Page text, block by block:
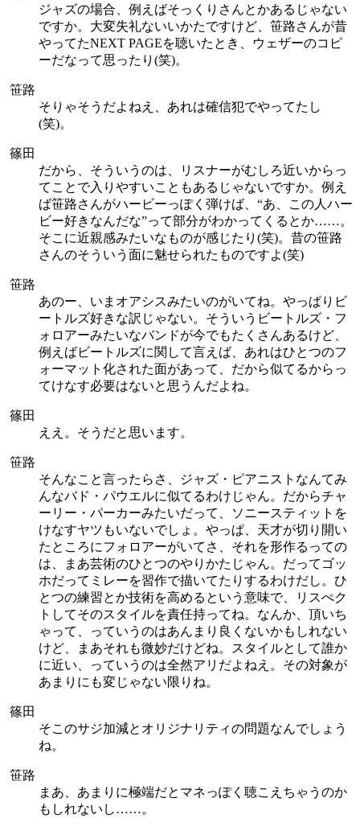
ジャズの場合、例えばそっくりさんとかあるじゃない
ですか。大変失礼ないいかたですけど、笹路さんが昔
やってたNEXT PAGEを聴いたとき、ウェザーのコピ
ーだなって思ったり(笑)。
笹路
そりゃそうだよねえ、あれは確信犯でやってたし
(笑)。
篠田
だから、そういうのは、リスナーがむしろ近いからっ
てことで入りやすいこともあるじゃないですか。例え
ば笹路さんがハービーっぽく弾けば、“あ、この人ハー
ビー好きなんだな”って部分がわかってくるとか……。
そこに近親感みたいなものが感じたり(笑)。昔の笹路
さんのそういう面に魅せられたものですよ(笑)
笹路
あのー、いまオアシスみたいのがいてね。やっぱりビ
ートルズ好きな訳じゃない。そういうビートルズ・フ
ォロアーみたいなバンドが今でもたくさんあるけど、
例えばビートルズに関して言えば、あれはひとつのフ
ォーマット化された面があって、だから似てるからっ
てけなす必要はないと思うんだよね。
篠田
ええ。そうだと思います。
笹路
そんなこと言ったらさ、ジャズ・ピアニストなんてみ
んなバド・パウエルに似てるわけじゃん。だからチャ
ーリー・パーカーみたいだって、ソニースティットを
けなすヤツもいないでしょ。やっぱ、天才が切り開い
たところにフォロアーがいてさ、それを形作るっての
は、まあ芸術のひとつのやりかたじゃん。だってゴッ
ホだってミレーを習作で描いてたりするわけだし。ひ
とつの練習とか技術を高めるという意味で、リスぺク
トしてそのスタイルを責任持ってね。なんか、頂いち
ゃって、っていうのはあんまり良くないかもしれない
けど、まあそれも微妙だけどね。スタイルとして誰か
に近い、っていうのは全然アリだよねえ。その対象が
あまりにも変じゃない限りね。
篠田
そこのサジ加減とオリジナリティの問題なんでしょう
ね。
笹路
まあ、あまりに極端だとマネっぽく聴こえちゃうのか
もしれないし……。